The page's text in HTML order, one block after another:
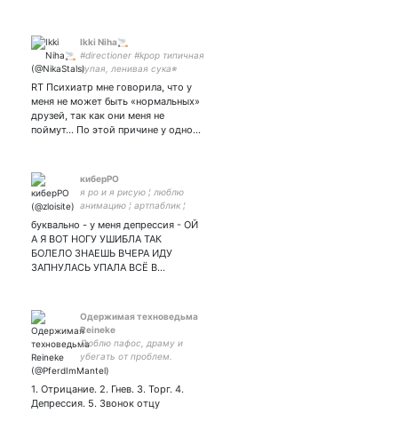
Ikki Niha🚬
#directioner #kpop типичная
тупая, ленивая сука※
но в жизни скромняжка※ в
тви с 2014※
RT Психиатр мне говорила, что у
меня не может быть «нормальных»
друзей, так как они меня не
поймут... По этой причине у одно…
киберРО
я ро и я рисую ¦ люблю
анимацию ¦ артпаблик ¦
артакк ¦ обращаюсь на вы ¦
фд - в основном игры
буквально - у меня депрессия - ОЙ
А Я ВОТ НОГУ УШИБЛА ТАК
БОЛЕЛО ЗНАЕШЬ ВЧЕРА ИДУ
ЗАПНУЛАСЬ УПАЛА ВСЁ В…
Одержимая техноведьма
Reineke
Люблю пафос, драму и
убегать от проблем.
Превращаю куски пластика
куски пластика во имя
Омниссии
1. Отрицание. 2. Гнев. 3. Торг. 4.
Депрессия. 5. Звонок отцу